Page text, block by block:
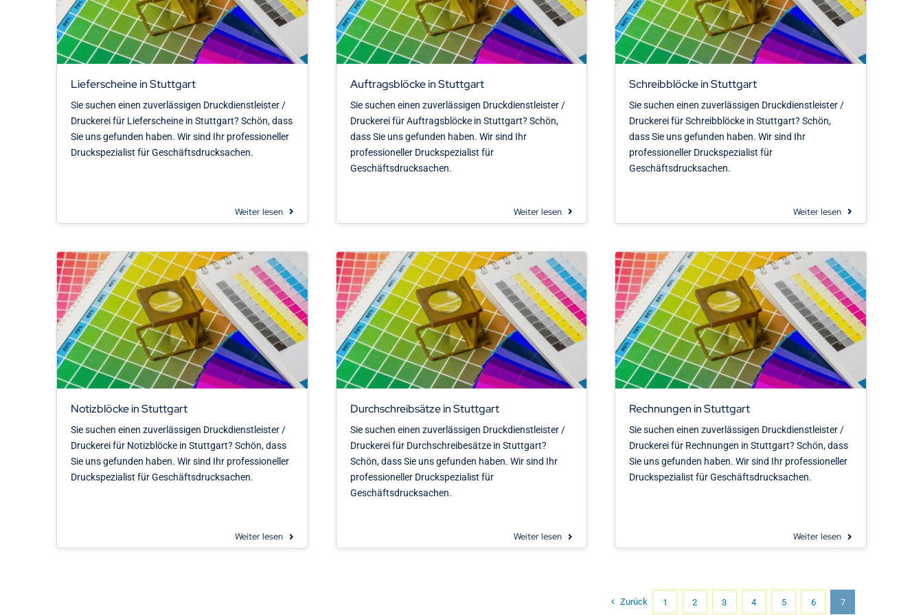
Lieferscheine in Stuttgart
Sie suchen einen zuverlässigen Druckdienstleister /
Druckerei für Lieferscheine in Stuttgart? Schön, dass
Sie uns gefunden haben. Wir sind Ihr professioneller
Druckspezialist für Geschäftsdrucksachen.
Weiter lesen
Auftragsblöcke in Stuttgart
Sie suchen einen zuverlässigen Druckdienstleister /
Druckerei für Auftragsblöcke in Stuttgart? Schön,
dass Sie uns gefunden haben. Wir sind Ihr
professioneller Druckspezialist für
Geschäftsdrucksachen.
Weiter lesen
Schreibblöcke in Stuttgart
Sie suchen einen zuverlässigen Druckdienstleister /
Druckerei für Schreibblöcke in Stuttgart? Schön,
dass Sie uns gefunden haben. Wir sind Ihr
professioneller Druckspezialist für
Geschäftsdrucksachen.
Weiter lesen
Notizblöcke in Stuttgart
Sie suchen einen zuverlässigen Druckdienstleister /
Druckerei für Notizblöcke in Stuttgart? Schön, dass
Sie uns gefunden haben. Wir sind Ihr professioneller
Druckspezialist für Geschäftsdrucksachen.
Weiter lesen
Durchschreibsätze in Stuttgart
Sie suchen einen zuverlässigen Druckdienstleister /
Druckerei für Durchschreibesätze in Stuttgart?
Schön, dass Sie uns gefunden haben. Wir sind Ihr
professioneller Druckspezialist für
Geschäftsdrucksachen.
Weiter lesen
Rechnungen in Stuttgart
Sie suchen einen zuverlässigen Druckdienstleister /
Druckerei für Rechnungen in Stuttgart? Schön, dass
Sie uns gefunden haben. Wir sind Ihr professioneller
Druckspezialist für Geschäftsdrucksachen.
Weiter lesen
Zurück 1 2 3 4 5 6 7